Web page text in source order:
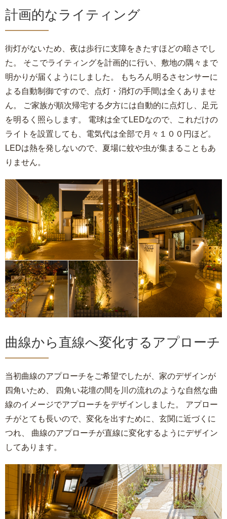
計画的なライティング
街灯がないため、夜は歩行に支障をきたすほどの暗さでし
た。 そこでライティングを計画的に行い、敷地の隅々まで
明かりが届くようにしました。 もちろん明るさセンサーに
よる自動制御ですので、点灯・消灯の手間は全くありませ
ん。 ご家族が順次帰宅する夕方には自動的に点灯し、足元
を明るく照らします。 電球は全てLEDなので、これだけの
ライトを設置しても、電気代は全部で月々１００円ほど。
LEDは熱を発しないので、夏場に蚊や虫が集まることもあ
りません。
曲線から直線へ変化するアプローチ
当初曲線のアプローチをご希望でしたが、家のデザインが
四角いため、 四角い花壇の間を川の流れのような自然な曲
線のイメージでアプローチをデザインしました。 アプロー
チがとても長いので、変化を出すために、玄関に近づくに
つれ、 曲線のアプローチが直線に変化するようにデザイン
してあります。